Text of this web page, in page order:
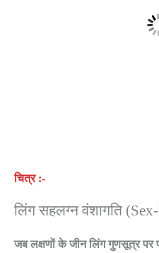
चित्र :-
लिंग सहलग्न वंशागति
जब लक्षणों के जीन लिंग गुणसूत्र पर